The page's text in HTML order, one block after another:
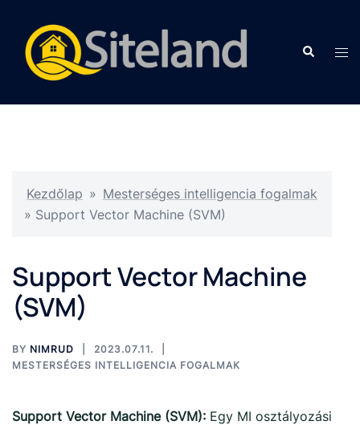
Kezdőlap » Mesterséges intelligencia fogalmak
» Support Vector Machine (SVM)
Support Vector Machine
(SVM)
BY NIMRUD
2023.07.11.
MESTERSÉGES INTELLIGENCIA FOGALMAK
Support Vector Machine (SVM): Egy MI osztályozási